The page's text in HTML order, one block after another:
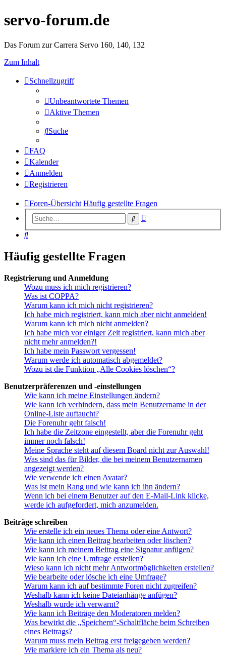
servo-forum.de
Das Forum zur Carrera Servo 160, 140, 132
Zum Inhalt
Schnellzugriff
Unbeantwortete Themen
Aktive Themen
Suche
FAQ
Kalender
Anmelden
Registrieren
Foren-Übersicht Häufig gestellte Fragen
Suche
Suche
Häufig gestellte Fragen
Registrierung und Anmeldung
Wozu muss ich mich registrieren?
Was ist COPPA?
Warum kann ich mich nicht registrieren?
Ich habe mich registriert, kann mich aber nicht anmelden!
Warum kann ich mich nicht anmelden?
Ich habe mich vor einiger Zeit registriert, kann mich aber
nicht mehr anmelden?!
Ich habe mein Passwort vergessen!
Warum werde ich automatisch abgemeldet?
Wozu ist die Funktion „Alle Cookies löschen“?
Benutzerpräferenzen und -einstellungen
Wie kann ich meine Einstellungen ändern?
Wie kann ich verhindern, dass mein Benutzername in der
Online-Liste auftaucht?
Die Forenuhr geht falsch!
Ich habe die Zeitzone eingestellt, aber die Forenuhr geht
immer noch falsch!
Meine Sprache steht auf diesem Board nicht zur Auswahl!
Was sind das für Bilder, die bei meinem Benutzernamen
angezeigt werden?
Wie verwende ich einen Avatar?
Was ist mein Rang und wie kann ich ihn ändern?
Wenn ich bei einem Benutzer auf den E-Mail-Link klicke,
werde ich aufgefordert, mich anzumelden.
Beiträge schreiben
Wie erstelle ich ein neues Thema oder eine Antwort?
Wie kann ich einen Beitrag bearbeiten oder löschen?
Wie kann ich meinem Beitrag eine Signatur anfügen?
Wie kann ich eine Umfrage erstellen?
Wieso kann ich nicht mehr Antwortmöglichkeiten erstellen?
Wie bearbeite oder lösche ich eine Umfrage?
Warum kann ich auf bestimmte Foren nicht zugreifen?
Weshalb kann ich keine Dateianhänge anfügen?
Weshalb wurde ich verwarnt?
Wie kann ich Beiträge den Moderatoren melden?
Was bewirkt die „Speichern“-Schaltfläche beim Schreiben
eines Beitrags?
Warum muss mein Beitrag erst freigegeben werden?
Wie markiere ich ein Thema als neu?